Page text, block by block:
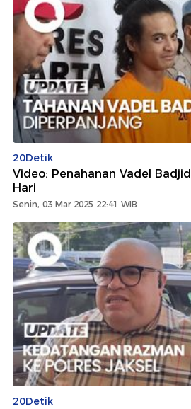
20Detik
Video: Penahanan Vadel
Hari
Senin, 03 Mar 2025 22:41 WIB
20Detik